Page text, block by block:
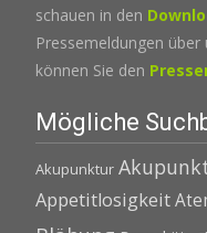
schauen in den
Pressemeldungen
können Sie den
Mögliche
Akupunktur
Appetitlosigkeit